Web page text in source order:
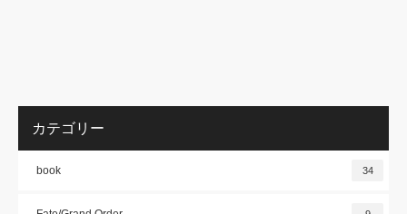
カテゴリー
book 34